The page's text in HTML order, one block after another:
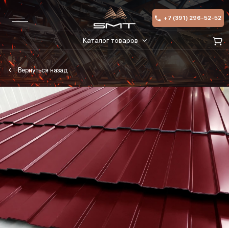
+7 (391) 296-52-52
Каталог товаров